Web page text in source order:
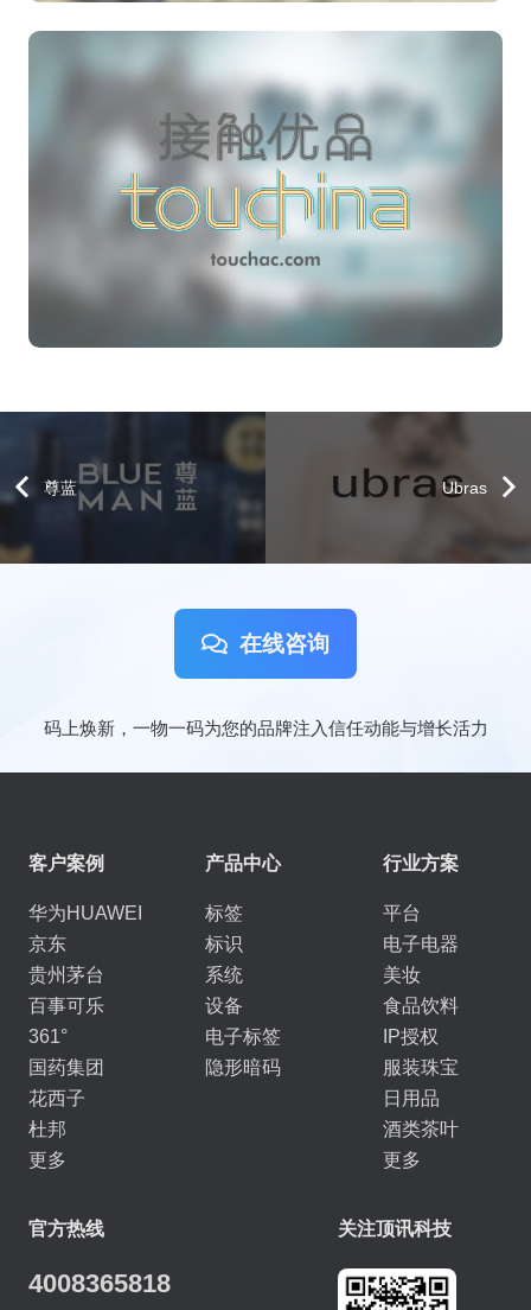
尊蓝 Ubras
在线咨询
码上焕新，一物一码为您的品牌注入信任动能与增长活力
客户案例
华为HUAWEI
京东
贵州茅台
百事可乐
361°
国药集团
花西子
杜邦
更多
产品中心
标签
标识
系统
设备
电子标签
隐形暗码
行业方案
平台
电子电器
美妆
食品饮料
IP授权
服装珠宝
日用品
酒类茶叶
更多
官方热线
4008365818
关注顶讯科技